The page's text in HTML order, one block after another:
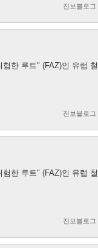
진보블로그
한 루트" (FAZ)인 유럽
진보블로그
한 루트" (FAZ)인 유럽
진보블로그